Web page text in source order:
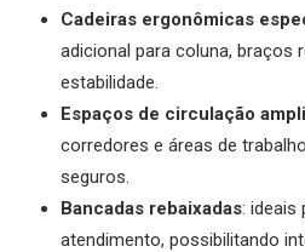
Cadeiras ergonômicas
adicional para coluna, braços
estabilidade.
Espaços de circulação
corredores e áreas de
seguros.
Bancadas rebaixadas: ideais
atendimento, possibilitando